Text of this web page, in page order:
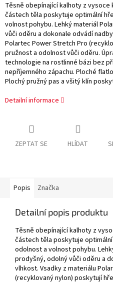
Těsně obepínající kalhoty z vysoce
částech těla poskytuje optimální
volnost pohybu. Lehký materiál
vůči oděru a dokonale odvádí
Polartec Power Stretch Pro
pružnost a odolnost vůči oděru.
technologie na rostlinné bázi bez
nepříjemného zápachu. Ploché
Plochý pružný pas a všitý klín
Detailní informace
ZEPTAT SE HLÍDAT
Popis Značka
Detailní popis produktu
Těsně obepínající kalhoty z
částech těla poskytuje
odolnost a volnost pohybu.
prodyšný, odolný vůči oděru a
vlhkost. Vsadky z materiálu
(recyklovaný nylon) poskytují